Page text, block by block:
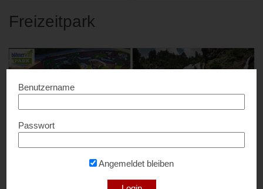
Freizeitpark
Benutzername
Passwort
Angemeldet bleiben